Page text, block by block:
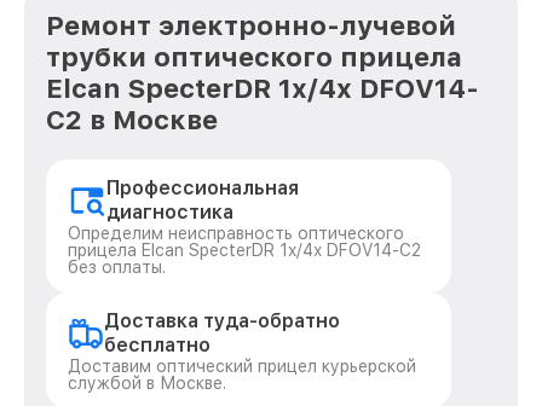
Ремонт электронно-лучевой
трубки оптического прицела
Elcan SpecterDR 1x/4x DFOV14-
C2 в Москве
Профессиональная
диагностика
Определим неисправность оптического
прицела Elcan SpecterDR 1x/4x DFOV14-C2
без оплаты.
Доставка туда-обратно
бесплатно
Доставим оптический прицел курьерской
службой в Москве.